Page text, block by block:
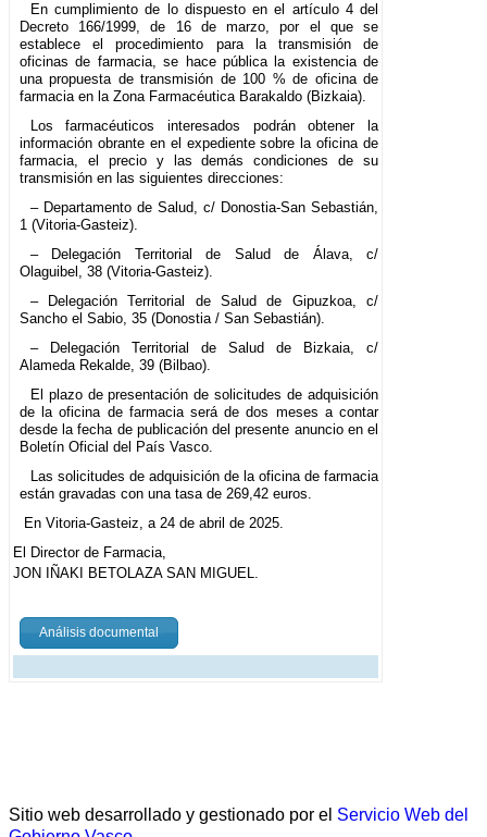
En cumplimiento de lo dispuesto en el artículo 4 del
Decreto 166/1999, de 16 de marzo, por el que se
establece el procedimiento para la transmisión de
oficinas de farmacia, se hace pública la existencia de
una propuesta de transmisión de 100 % de oficina de
farmacia en la Zona Farmacéutica Barakaldo (Bizkaia).
Los farmacéuticos interesados podrán obtener la
información obrante en el expediente sobre la oficina de
farmacia, el precio y las demás condiciones de su
transmisión en las siguientes direcciones:
– Departamento de Salud, c/ Donostia-San Sebastián,
1 (Vitoria-Gasteiz).
– Delegación Territorial de Salud de Álava, c/
Olaguibel, 38 (Vitoria-Gasteiz).
– Delegación Territorial de Salud de Gipuzkoa, c/
Sancho el Sabio, 35 (Donostia / San Sebastián).
– Delegación Territorial de Salud de Bizkaia, c/
Alameda Rekalde, 39 (Bilbao).
El plazo de presentación de solicitudes de adquisición
de la oficina de farmacia será de dos meses a contar
desde la fecha de publicación del presente anuncio en el
Boletín Oficial del País Vasco.
Las solicitudes de adquisición de la oficina de farmacia
están gravadas con una tasa de 269,42 euros.
En Vitoria-Gasteiz, a 24 de abril de 2025.
El Director de Farmacia,
JON IÑAKI BETOLAZA SAN MIGUEL.
Análisis documental
Sitio web desarrollado y gestionado por el Servicio Web del